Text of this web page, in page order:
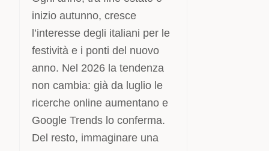
inizio autunno, cresce
l’interesse degli italiani per le
festività e i ponti del nuovo
anno. Nel 2026 la tendenza
non cambia: già da luglio le
ricerche online aumentano e
Google Trends lo conferma.
Del resto, immaginare una